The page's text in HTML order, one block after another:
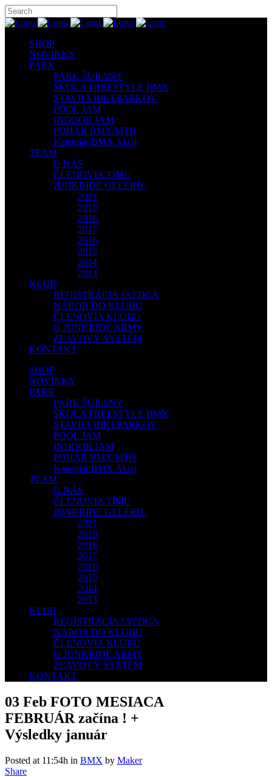
SHOP
NOVINKY
PARK
PARK ŠURANY
ŠKOLA FREESTYLE BMX
STAVBA BIKEPARKOV
POOL JAM
INDOOR JAM
POHÁR BMX/MTB
Kalendár BMX Akcií
TEAM
O NÁS
ČLENOVIA TÍMU
JUNKRIDE GELÉRIE
2021
2019
2018
2017
2016
2015
2014
2013
KLUB
REGISTRÁCIA JAZDCA
NÁBOR DO KLUBU
ČLENOVIA KLUBU
O JUNKRIDE ARMY
ZĽAVOVÝ SYSTÉM
KONTAKT
SHOP
NOVINKY
PARK
PARK ŠURANY
ŠKOLA FREESTYLE BMX
STAVBA BIKEPARKOV
POOL JAM
INDOOR JAM
POHÁR BMX/MTB
Kalendár BMX Akcií
TEAM
O NÁS
ČLENOVIA TÍMU
JUNKRIDE GELÉRIE
2021
2019
2018
2017
2016
2015
2014
2013
KLUB
REGISTRÁCIA JAZDCA
NÁBOR DO KLUBU
ČLENOVIA KLUBU
O JUNKRIDE ARMY
ZĽAVOVÝ SYSTÉM
KONTAKT
03 Feb FOTO MESIACA
FEBRUÁR začína ! +
Výsledky január
Posted at 11:54h in BMX by Maker
Share